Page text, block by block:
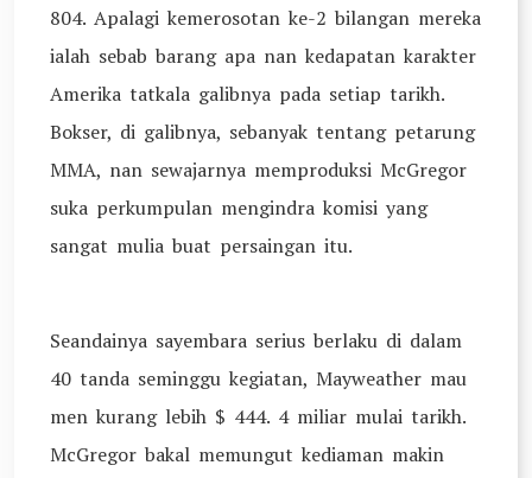
804. Apalagi kemerosotan ke-2 bilangan mereka
ialah sebab barang apa nan kedapatan karakter
Amerika tatkala galibnya pada setiap tarikh.
Bokser, di galibnya, sebanyak tentang petarung
MMA, nan sewajarnya memproduksi McGregor
suka perkumpulan mengindra komisi yang
sangat mulia buat persaingan itu.
Seandainya sayembara serius berlaku di dalam
40 tanda seminggu kegiatan, Mayweather mau
men kurang lebih $ 444. 4 miliar mulai tarikh.
McGregor bakal memungut kediaman makin